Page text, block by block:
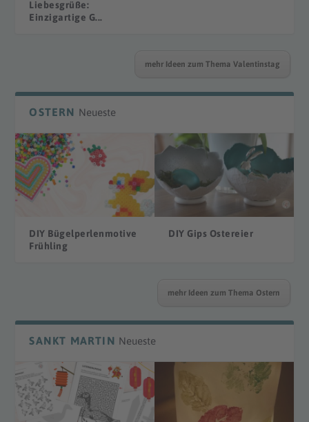
Liebesgrüße:
Einzigartige G...
mehr Ideen zum Thema Valentinstag
OSTERN Neueste
DIY Bügelperlenmotive
Frühling
DIY Gips Ostereier
mehr Ideen zum Thema Ostern
SANKT MARTIN Neueste